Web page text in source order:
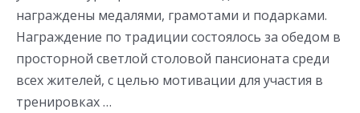
награждены медалями, грамотами и подарками.
Награждение по традиции состоялось за обедом в
просторной светлой столовой пансионата среди
всех жителей, с целью мотивации для участия в
тренировках …